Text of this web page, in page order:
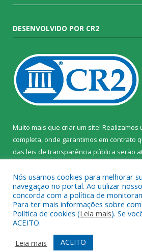
DESENVOLVIDO POR CR2
Muito mais que criar um site! Realizamos
completa, onde garantimos em contrato
das leis de transparência pública serão
Todos os direitos reservados ao
Mapa do Site
Acessar Área
Nós usamos cookies para melhorar
navegação no portal. Ao utilizar
concorda com a política de
Para ter mais informações sobre
Política de cookies (Leia mais). Se
ACEITO.
Leia mais
ACEITO